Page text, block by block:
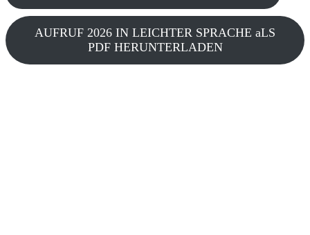
AUFRUF 2026 IN LEICHTER SPRACHE aLS
PDF HERUNTERLADEN